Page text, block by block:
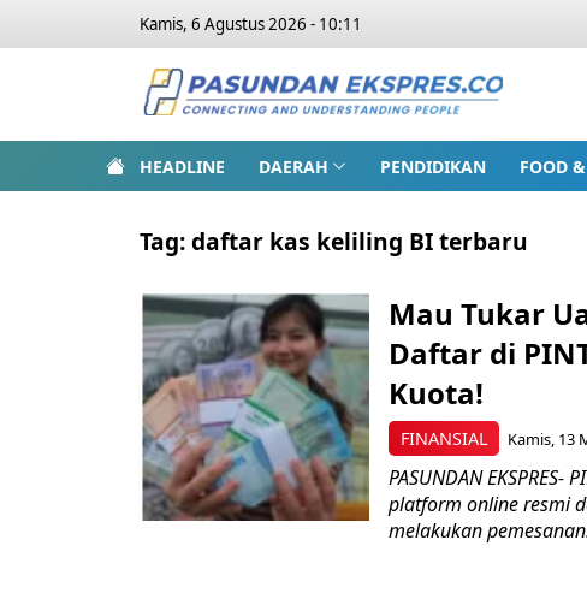
Kamis, 6 Agustus 2026 - 10:11
HEADLINE DAERAH PENDIDIKAN FOOD
Tag:daftar kas keliling BI terbaru
FINANSIAL
Mau Tukar
Daftar di
Kuota!
Kamis, 13
PASUNDAN
platform online resmi
melakukan